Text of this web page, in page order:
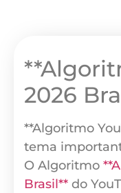
2026
**Algoritmo
tema
O Algoritmo
Brasil** do